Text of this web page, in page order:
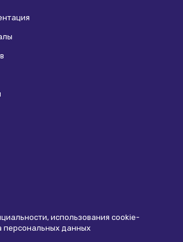
использования сookie-
персональных данных